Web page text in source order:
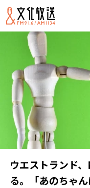
ウエストランド
る。「あのちゃ